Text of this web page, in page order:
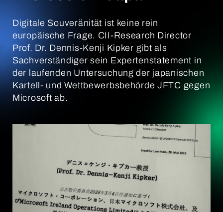
Digitale Souveränität ist keine rein
europäische Frage. CII-Research Director
Prof. Dr. Dennis-Kenji Kipker gibt als
Sachverständiger sein Expertenstatement in
der laufenden Untersuchung der japanischen
Kartell- und Wettbewerbsbehörde JFTC gegen
Microsoft ab.